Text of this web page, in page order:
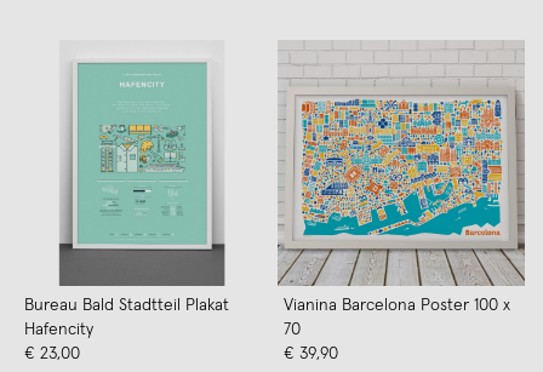
Bureau Bald Stadtteil Plakat
Hafencity
€ 23,00
Vianina Barcelona Poster 100 x
70
€ 39,90